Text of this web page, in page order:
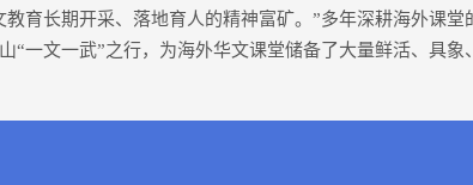
长期开采、落地育人的精神富矿。”多年深耕海外课堂
“一文一武”之行，为海外华文课堂储备了大量鲜活、具象